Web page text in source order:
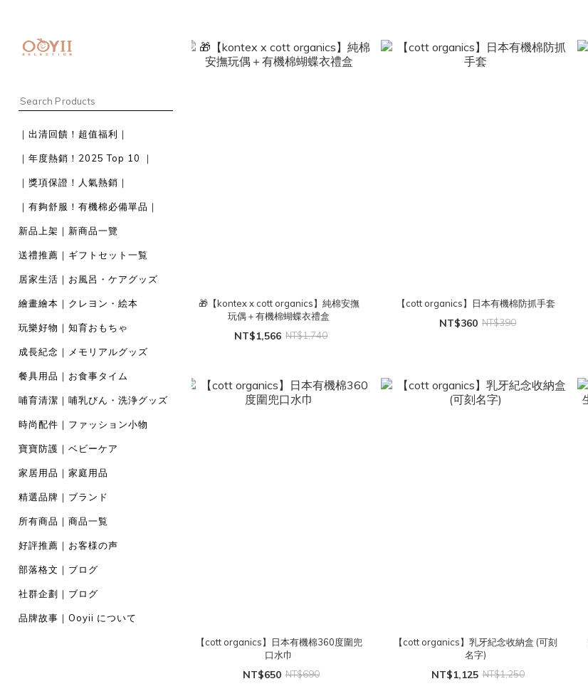
｜出清回饋！超值福利｜
｜年度熱銷！2025 Top 10 ｜
｜獎項保證！人氣熱銷｜
｜有夠舒服！有機棉必備單品｜
新品上架｜新商品一覽
送禮推薦｜ギフトセット一覧
居家生活｜お風呂・ケアグッズ
繪畫繪本｜クレヨン・絵本
玩樂好物｜知育おもちゃ
成長紀念｜メモリアルグッズ
餐具用品｜お食事タイム
哺育清潔｜哺乳びん・洗浄グッズ
時尚配件｜ファッション小物
寶寶防護｜ベビーケア
家居用品｜家庭用品
精選品牌｜ブランド
所有商品｜商品一覧
好評推薦｜お客様の声
部落格文｜ブログ
社群企劃｜ブログ
品牌故事｜Ooyii について
🎁【kontex x cott organics】純棉安撫
玩偶＋有機棉蝴蝶衣禮盒
NT$1,566 NT$1,740
【cott organics】日本有機棉防抓手套
NT$360 NT$390
【cott organics】日本有機棉360度圍兜
口水巾
NT$650 NT$690
【cott organics】乳牙紀念收納盒 (可刻
名字)
NT$1,125 NT$1,250